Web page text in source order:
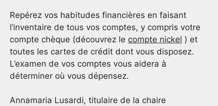
Repérez vos habitudes financières en faisant
l’inventaire de tous vos comptes, y compris votre
compte chèque (découvrez le compte nickel ) et
toutes les cartes de crédit dont vous disposez.
L’examen de vos comptes vous aidera à
déterminer où vous dépensez.
Annamaria Lusardi, titulaire de la chaire